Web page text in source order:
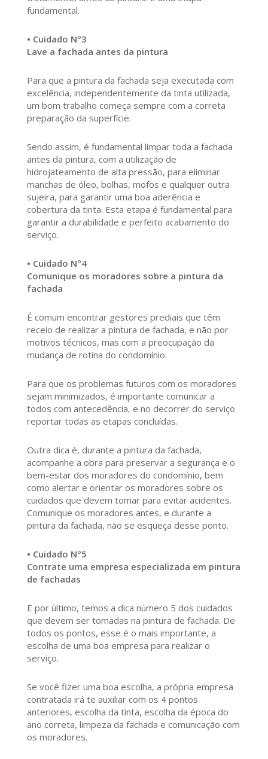
fundamental.
• Cuidado Nº3
Lave a fachada antes da pintura
Para que a pintura da fachada seja executada com
excelência, independentemente da tinta utilizada,
um bom trabalho começa sempre com a correta
preparação da superfície.
Sendo assim, é fundamental limpar toda a fachada
antes da pintura, com a utilização de
hidrojateamento de alta pressão, para eliminar
manchas de óleo, bolhas, mofos e qualquer outra
sujeira, para garantir uma boa aderência e
cobertura da tinta. Esta etapa é fundamental para
garantir a durabilidade e perfeito acabamento do
serviço.
• Cuidado Nº4
Comunique os moradores sobre a pintura da
fachada
É comum encontrar gestores prediais que têm
receio de realizar a pintura de fachada, e não por
motivos técnicos, mas com a preocupação da
mudança de rotina do condomínio.
Para que os problemas futuros com os moradores
sejam minimizados, é importante comunicar a
todos com antecedência, e no decorrer do serviço
reportar todas as etapas concluídas.
Outra dica é, durante a pintura da fachada,
acompanhe a obra para preservar a segurança e o
bem-estar dos moradores do condomínio, bem
como alertar e orientar os moradores sobre os
cuidados que devem tomar para evitar acidentes.
Comunique os moradores antes, e durante a
pintura da fachada, não se esqueça desse ponto.
• Cuidado Nº5
Contrate uma empresa especializada em pintura
de fachadas
E por último, temos a dica número 5 dos cuidados
que devem ser tomadas na pintura de fachada. De
todos os pontos, esse é o mais importante, a
escolha de uma boa empresa para realizar o
serviço.
Se você fizer uma boa escolha, a própria empresa
contratada irá te auxiliar com os 4 pontos
anteriores, escolha da tinta, escolha da época do
ano correta, limpeza da fachada e comunicação com
os moradores.